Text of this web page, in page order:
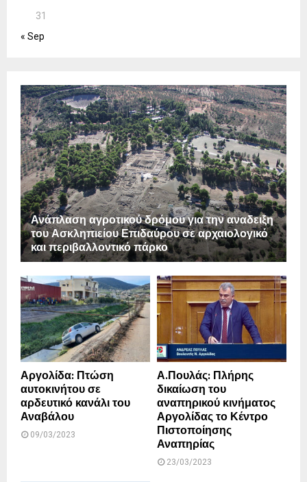
31
« Sep
Ανάπλαση αγροτικού δρόμου για την αναδειξη
του Ασκληπιείου Επιδαύρου σε αρχαιολογικό
και περιβαλλοντικό πάρκο
Αργολίδα: Πτώση
αυτοκινήτου σε
αρδευτικό κανάλι του
Αναβάλου
09/03/2023
Α.Πουλάς: Πλήρης
δικαίωση του
αναπηρικού κινήματος
Αργολίδας το Κέντρο
Πιστοποίησης
Αναπηρίας
23/03/2023